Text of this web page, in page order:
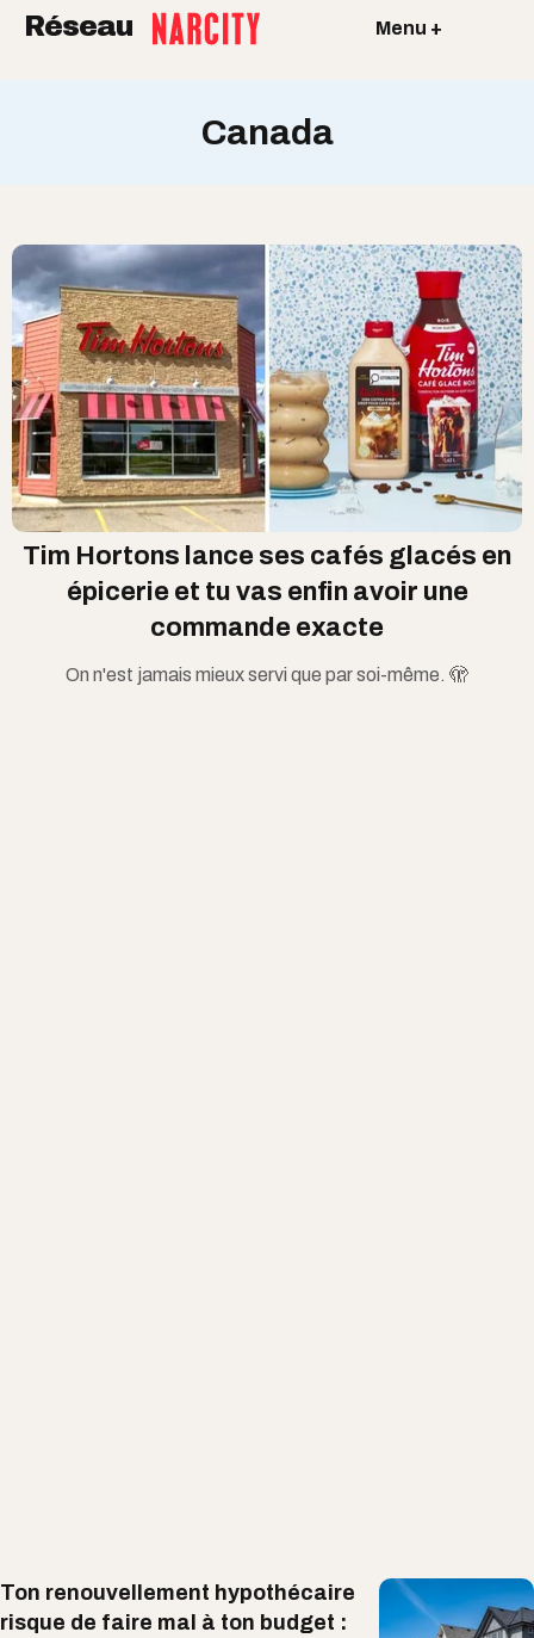
Réseau Menu +
Canada
Tim Hortons lance ses cafés glacés en
épicerie et tu vas enfin avoir une
commande exacte
On n'est jamais mieux servi que par soi-même. 🫣
Ton renouvellement hypothécaire
risque de faire mal à ton budget :